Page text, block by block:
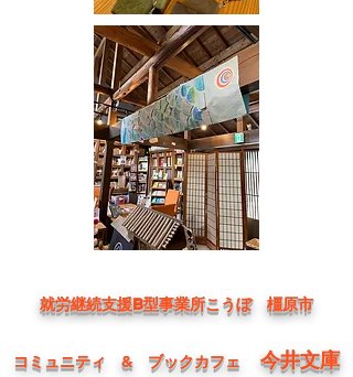
就労継続支援B型事業所こうぼ 橿原市
コミュニティ & ブックカフェ 今井文庫